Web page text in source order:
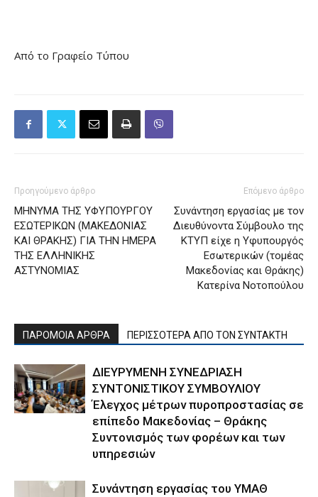
Από το Γραφείο Τύπου
Προηγούμενο άρθρο
MΗΝΥΜΑ ΤΗΣ ΥΦΥΠΟΥΡΓΟΥ
ΕΣΩΤΕΡΙΚΩΝ (ΜΑΚΕΔΟΝΙΑΣ
ΚΑΙ ΘΡΑΚΗΣ) ΓΙΑ ΤΗΝ ΗΜΕΡΑ
ΤΗΣ ΕΛΛΗΝΙΚΗΣ
ΑΣΤΥΝΟΜΙΑΣ
Επόμενο άρθρο
Συνάντηση εργασίας με τον
Διευθύνοντα Σύμβουλο της
ΚΤΥΠ είχε η Υφυπουργός
Εσωτερικών (τομέας
Μακεδονίας και Θράκης)
Κατερίνα Νοτοπούλου
ΠΑΡΟΜΟΙΑ ΑΡΘΡΑ ΠΕΡΙΣΣΟΤΕΡΑ ΑΠΟ ΤΟΝ ΣΥΝΤΑΚΤΗ
ΔΙΕΥΡΥΜΕΝΗ ΣΥΝΕΔΡΙΑΣΗ
ΣΥΝΤΟΝΙΣΤΙΚΟΥ ΣΥΜΒΟΥΛΙΟΥ
Έλεγχος μέτρων πυροπροστασίας σε
επίπεδο Μακεδονίας – Θράκης
Συντονισμός των φορέων και των
υπηρεσιών
Συνάντηση εργασίας του ΥΜΑΘ